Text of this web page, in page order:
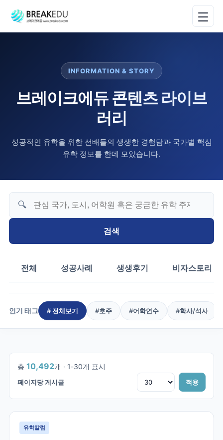
INFORMATION & STORY
브레이크에듀 콘텐츠 라이브
러리
성공적인 유학을 위한 선배들의 생생한 경험담과 국가별 핵심
유학 정보를 한데 모았습니다.
🔍
검색
전체 성공사례 생생후기 비자스토리
인기 태그 # 전체보기 #호주 #어학연수 #학사/석사
총 10,492개 · 1-30개 표시
페이지당 게시글 적용
1/350
유학칼럼